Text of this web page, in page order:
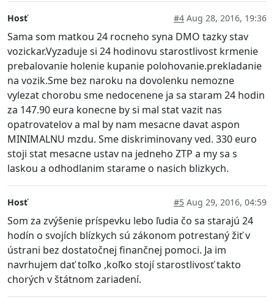
Hosť #4 Aug 28, 2016, 19:36
Sama som matkou 24 rocneho syna DMO tazky stav
vozickar.Vyzaduje si 24 hodinovu starostlivost krmenie
prebalovanie holenie kupanie polohovanie.prekladanie
na vozik.Sme bez naroku na dovolenku nemozne
vylezat chorobu sme nedocenene ja sa staram 24 hodin
za 147.90 eura konecne by si mal stat vazit nas
opatrovatelov a mal by nam mesacne davat aspon
MINIMALNU mzdu. Sme diskriminovany ved. 330 euro
stoji stat mesacne ustav na jedneho ZTP a my sa s
laskou a odhodlanim starame o nasich blizkych.
Hosť #5 Aug 29, 2016, 04:59
Som za zvýšenie príspevku lebo ľudia čo sa starajú 24
hodín o svojích blízkych sú zákonom potrestaný žiť v
ústrani bez dostatočnej finančnej pomoci. Ja im
navrhujem dať toľko ,koľko stojí starostlivosť takto
chorých v štátnom zariadení.